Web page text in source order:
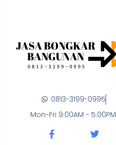
0813-3199-0995
Mon-Fri 9:00AM - 5:00PM